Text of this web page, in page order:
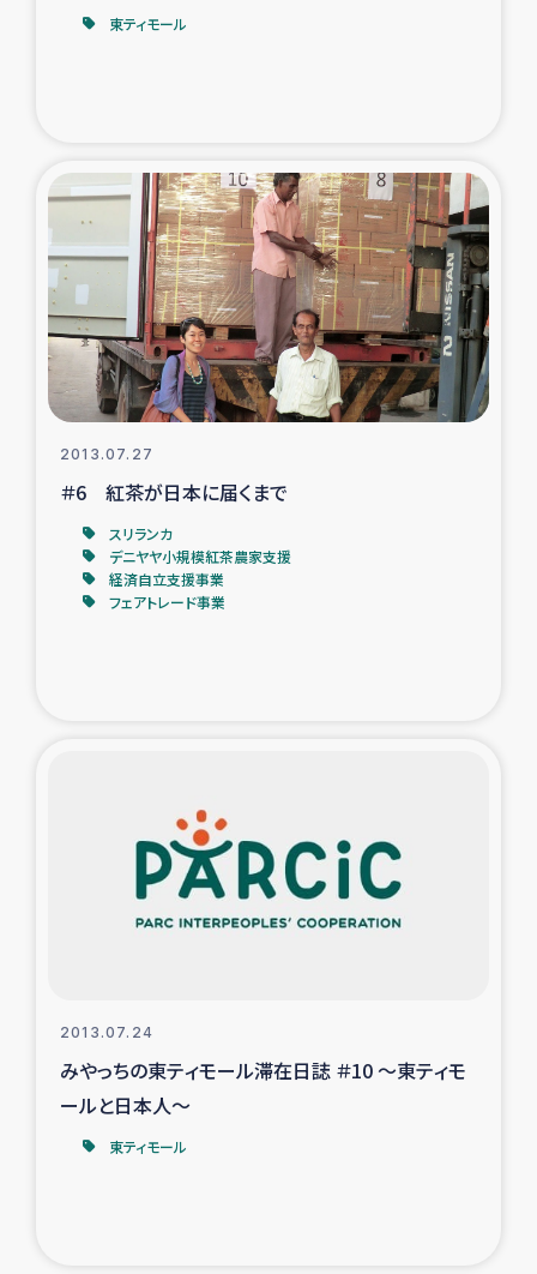
石巻市街地在宅被災者支援
復興応援隊の活動
仮設住宅生活支援・農業復興支援
漁業復興支援
経済自立支援事業
居場所づくり
ガザ地区における被災住民への緊急支援
ガザ地区酪農を通した女性グループの生計支援
緊急支援事業
東ティモール
2013.07.27
＃6 紅茶が日本に届くまで
スリランカ
デニヤヤ小規模紅茶農家支援
経済自立支援事業
フェアトレード事業
2013.07.24
みやっちの東ティモール滞在日誌 ＃10 ～東ティモ
ールと日本人～
東ティモール